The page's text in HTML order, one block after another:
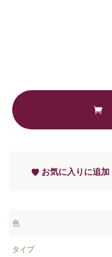
お気に入りに追加
色
タイプ